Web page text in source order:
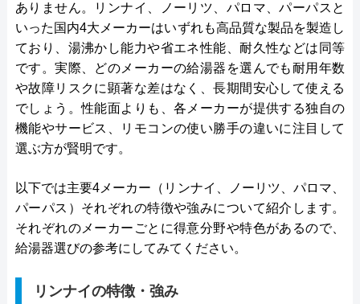
ありません。リンナイ、ノーリツ、パロマ、パーパスと
いった国内4大メーカーはいずれも高品質な製品を製造し
ており、湯沸かし能力や省エネ性能、耐久性などは同等
です。実際、どのメーカーの給湯器を選んでも耐用年数
や故障リスクに顕著な差はなく、長期間安心して使える
でしょう。性能面よりも、各メーカーが提供する独自の
機能やサービス、リモコンの使い勝手の違いに注目して
選ぶ方が賢明です。
以下では主要4メーカー（リンナイ、ノーリツ、パロマ、
パーパス）それぞれの特徴や強みについて紹介します。
それぞれのメーカーごとに得意分野や特色があるので、
給湯器選びの参考にしてみてください。
リンナイの特徴・強み